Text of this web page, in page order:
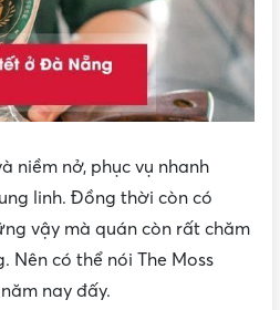
niềm nở, phục vụ nhanh
linh. Đồng thời còn có
vậy mà quán còn rất chăm
Nên có thể nói The Moss
nay đấy.